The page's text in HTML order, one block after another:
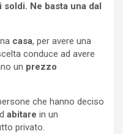
Ne basta una dal
casa, per avere una
conduce ad avere
un prezzo
che hanno deciso
abitare in un
privato.